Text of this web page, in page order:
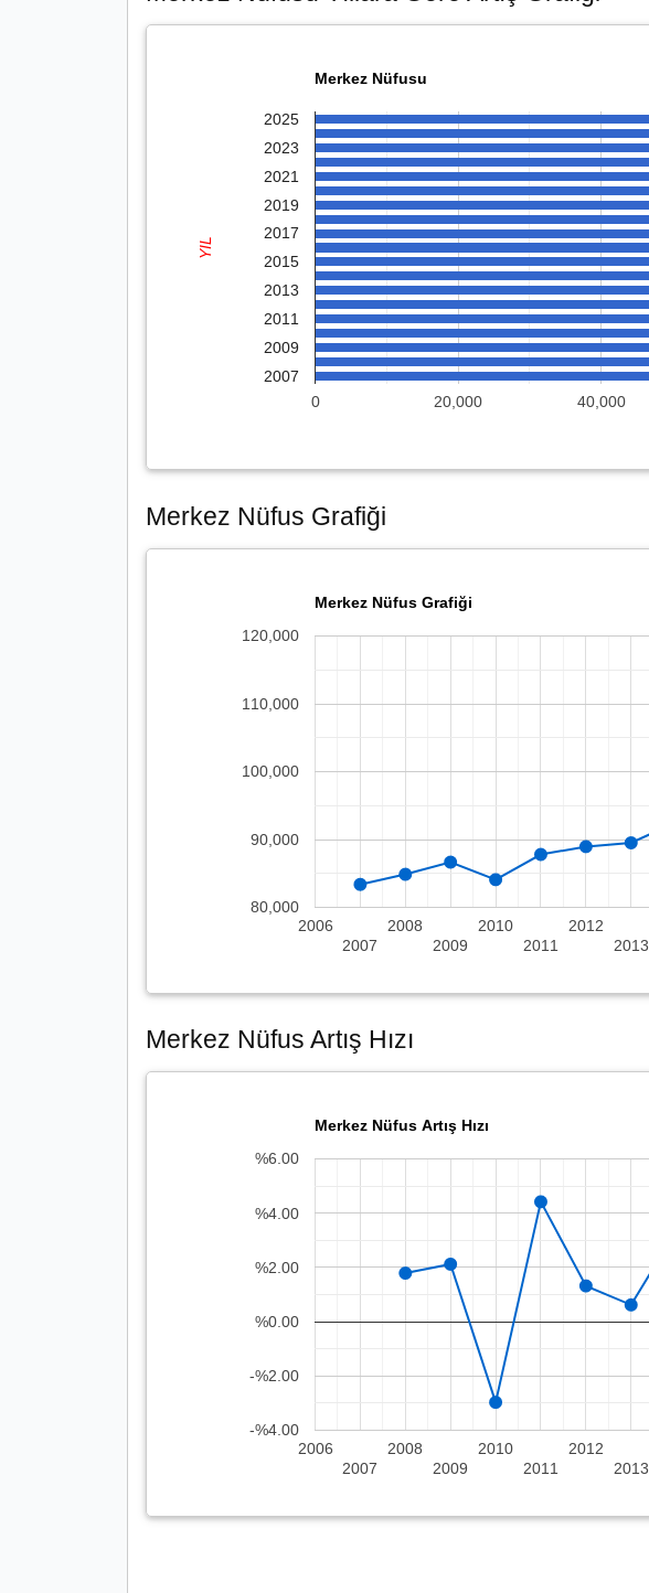
Merkez Nüfusu
0 20,000 40,000
2025
2023
2021
2019
2017
2015
2013
2011
2009
2007
YIL
Merkez Nüfus Grafiği
Merkez Nüfus Grafiği
2006
2007
2008
2009
2010
2011
2012
2013
80,000
90,000
100,000
110,000
120,000
Merkez Nüfus Artış Hızı
Merkez Nüfus Artış Hızı
2006
2007
2008
2009
2010
2011
2012
2013
-%4.00
-%2.00
%0.00
%2.00
%4.00
%6.00